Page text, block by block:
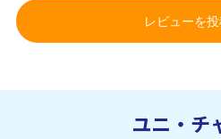
レビューを
ユニ・チ